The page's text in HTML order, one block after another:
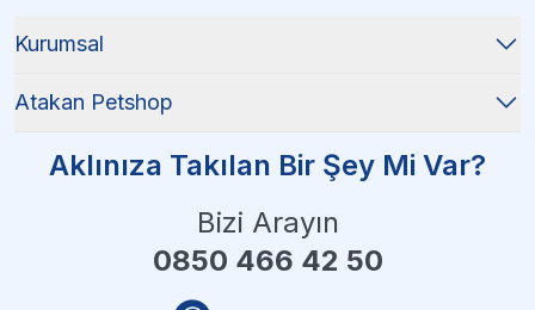
Kurumsal
Atakan Petshop
Aklınıza Takılan Bir Şey Mi Var?
Bizi Arayın
0850 466 42 50